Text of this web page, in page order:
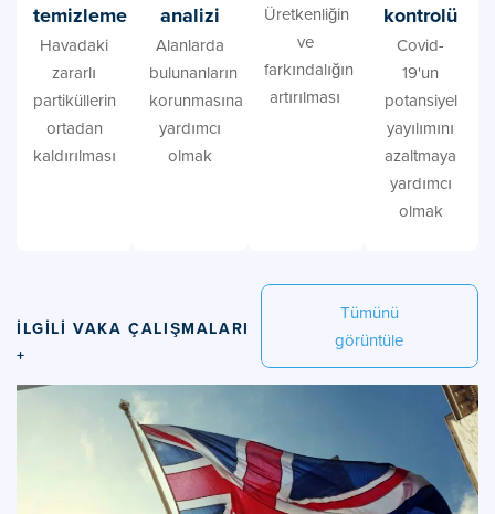
temizleme
Havadaki
zararlı
partiküllerin
ortadan
kaldırılması
analizi
Alanlarda
bulunanların
korunmasına
yardımcı
olmak
Üretkenliğin
ve
farkındalığın
artırılması
kontrolü
Covid-
19'un
potansiyel
yayılımını
azaltmaya
yardımcı
olmak
İLGILI VAKA ÇALIŞMALARI
+
Tümünü
görüntüle